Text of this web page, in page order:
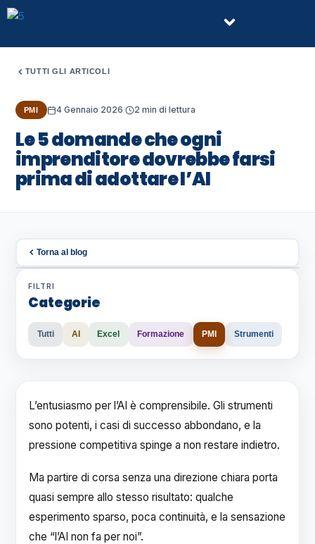
Vai
Menu
TUTTI GLI ARTICOLI
PMI 4 Gennaio 2026· 2 min di lettura
Le 5 domande che ogni
imprenditore dovrebbe farsi
prima di adottare l’AI
Torna al blog
FILTRI
Categorie
Tutti AI Excel Formazione PMI Strumenti
L’entusiasmo per l’AI è comprensibile. Gli strumenti
sono potenti, i casi di successo abbondano, e la
pressione competitiva spinge a non restare indietro.
Ma partire di corsa senza una direzione chiara porta
quasi sempre allo stesso risultato: qualche
esperimento sparso, poca continuità, e la sensazione
che “l’AI non fa per noi”.